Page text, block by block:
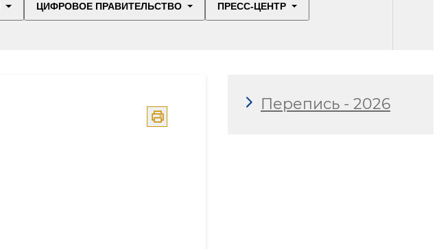
ЦИФРОВОЕ ПРАВИТЕЛЬСТВО ПРЕСС-ЦЕНТР
Перепись - 2026